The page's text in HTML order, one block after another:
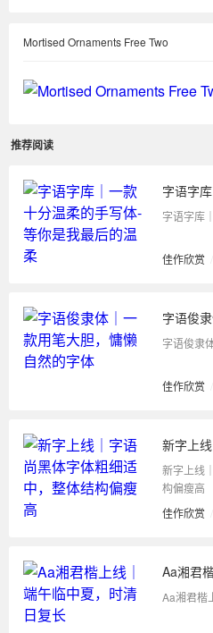
Mortised Ornaments Free Two
推荐阅读
字语字库
佳作欣赏
字语俊隶
佳作欣赏
新字上线
构偏瘦高
佳作欣赏
Aa湘君楷